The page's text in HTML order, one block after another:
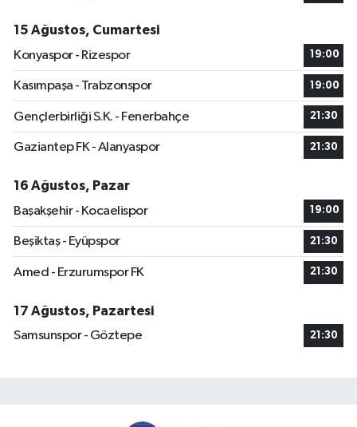
15 Ağustos, Cumartesi
Konyaspor - Rizespor
19:00
Kasımpaşa - Trabzonspor 19:00
Gençlerbirliği S.K. - Fenerbahçe 21:30
Gaziantep FK - Alanyaspor 21:30
16 Ağustos, Pazar
Başakşehir - Kocaelispor
19:00
Beşiktaş - Eyüpspor 21:30
Amed - Erzurumspor FK 21:30
17 Ağustos, Pazartesi
Samsunspor - Göztepe
21:30